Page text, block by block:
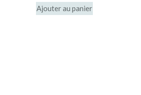
Ajouter au panier